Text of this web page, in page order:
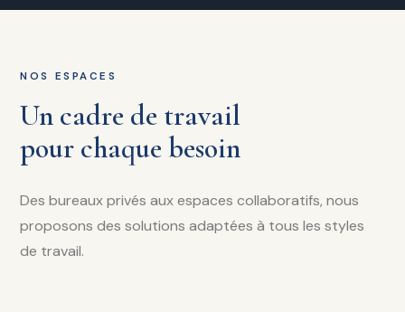
NOS ESPACES
Un cadre de travail
pour chaque besoin
Des bureaux privés aux espaces collaboratifs, nous
proposons des solutions adaptées à tous les styles
de travail.